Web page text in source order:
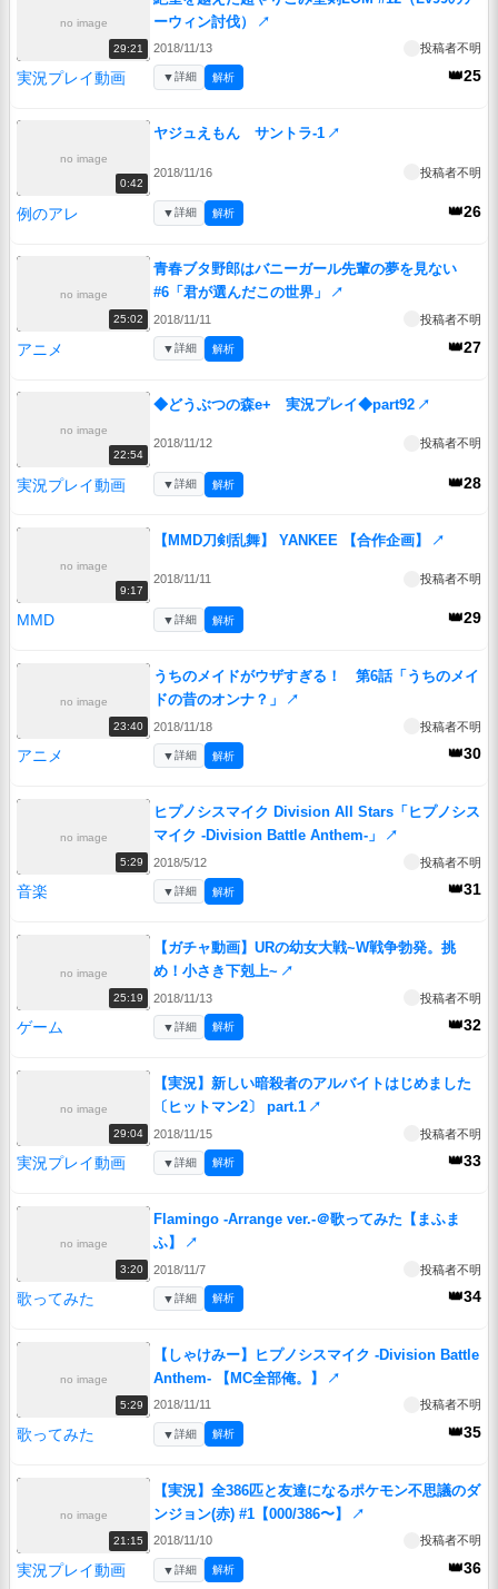
no image
29:21
ーウィン討伐）
↗
2018/11/13 投稿者不明
実況プレイ動画 👑25
▼詳細 解析
no image
0:42
ヤジュえもん サントラ-1 ↗
2018/11/16 投稿者不明
例のアレ 👑26
▼詳細 解析
no image
25:02
青春ブタ野郎はバニーガール先輩の夢を見ない
#6「君が選んだこの世界」
↗
2018/11/11 投稿者不明
アニメ 👑27
▼詳細 解析
no image
22:54
◆どうぶつの森e+ 実況プレイ◆part92 ↗
2018/11/12 投稿者不明
実況プレイ動画 👑28
▼詳細 解析
no image
9:17
【MMD刀剣乱舞】 YANKEE 【合作企画】 ↗
2018/11/11 投稿者不明
MMD 👑29
▼詳細 解析
no image
23:40
うちのメイドがウザすぎる！ 第6話「うちのメイ
ドの昔のオンナ？」
↗
2018/11/18 投稿者不明
アニメ 👑30
▼詳細 解析
no image
5:29
ヒプノシスマイク Division All Stars「ヒプノシス
マイク -Division Battle Anthem-」
↗
2018/5/12 投稿者不明
音楽 👑31
▼詳細 解析
no image
25:19
【ガチャ動画】URの幼女大戦~W戦争勃発。挑
め！小さき下剋上~ ↗
2018/11/13 投稿者不明
ゲーム 👑32
▼詳細 解析
no image
29:04
【実況】新しい暗殺者のアルバイトはじめました
〔ヒットマン2〕 part.1 ↗
2018/11/15 投稿者不明
実況プレイ動画 👑33
▼詳細 解析
no image
3:20
Flamingo -Arrange ver.-＠歌ってみた【まふま
ふ】
↗
2018/11/7 投稿者不明
歌ってみた 👑34
▼詳細 解析
no image
5:29
【しゃけみー】ヒプノシスマイク -Division Battle
Anthem- 【MC全部俺。】
↗
2018/11/11 投稿者不明
歌ってみた 👑35
▼詳細 解析
no image
21:15
【実況】全386匹と友達になるポケモン不思議のダ
ンジョン(赤) #1【000/386〜】
↗
2018/11/10 投稿者不明
実況プレイ動画 👑36
▼詳細 解析